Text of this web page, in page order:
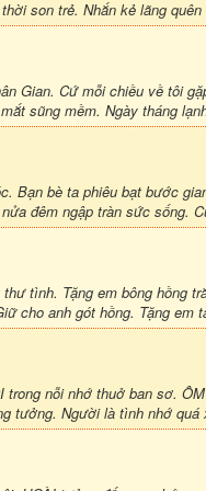
son trẻ. Nhắn kẻ lãng
Gian. Cứ mỗi chiều về tôi
sũng mềm. Ngày tháng
Bạn bè ta phiêu bạt bước
đêm ngập tràn sức sống.
tình. Tặng em bông hồng
cho anh gót hồng. Tặng em
nỗi nhớ thuở ban sơ.
tưởng. Người là tình nhớ